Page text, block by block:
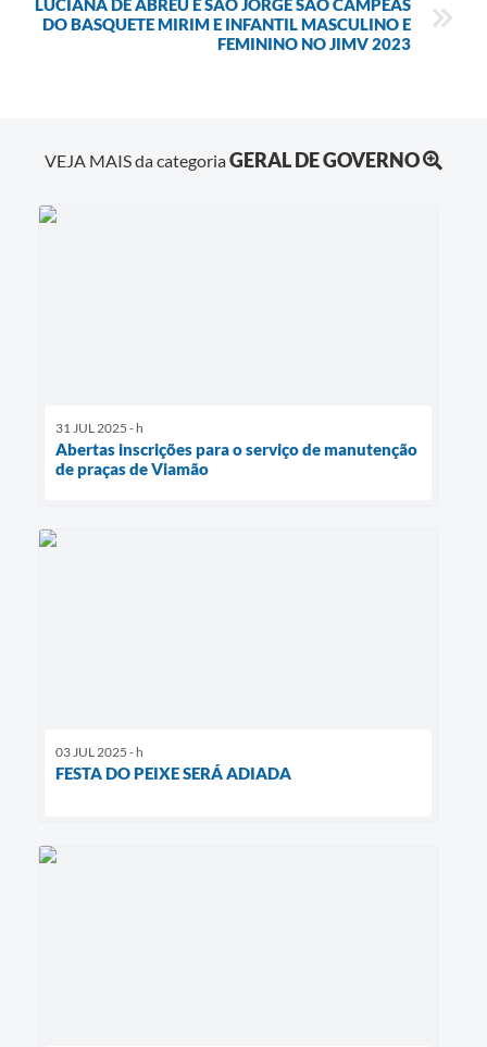
DO BASQUETE MIRIM E INFANTIL MASCULINO E
FEMININO NO JIMV 2023
VEJA MAIS da categoriaGERAL DE GOVERNO
31 JUL 2025 - h
Abertas inscrições para o serviço de manutenção
de praças de Viamão
03 JUL 2025 - h
FESTA DO PEIXE SERÁ ADIADA